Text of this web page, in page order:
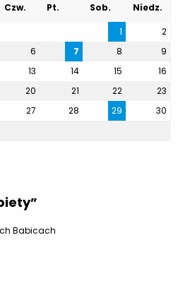
Czw. Pt. Sob.
Niedz.
1
2
6 7 8
9
13 14 15
16
20 21 22
23
27 28 29
30
Babicach